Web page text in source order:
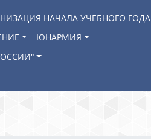
НАЧАЛА УЧЕБНОГО ГОДА
ЮНАРМИЯ